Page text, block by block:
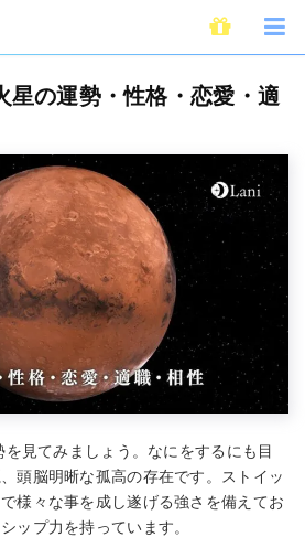
【2026年】九紫火星の運勢・性格・恋愛・適職・
星の運勢・性格・恋愛・適
見てみましょう。なにをするにも目
頭脳明晰な孤高の存在です。ストイッ
様々な事を成し遂げる強さを備えてお
ップ力を持っています。